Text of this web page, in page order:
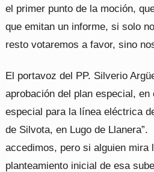
el primer punto de la moción,
que emitan un informe, si solo
resto votaremos a favor, sino
El portavoz del PP. Silverio
aprobación del plan especial,
especial para la línea eléctrica
de Silvota, en Lugo de
accedimos, pero si alguien mira
planteamiento inicial de esa